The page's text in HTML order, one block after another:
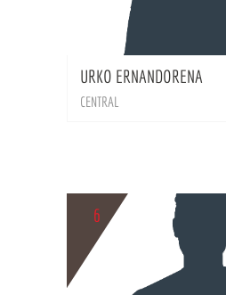
URKO ERNANDORENA
CENTRAL
6